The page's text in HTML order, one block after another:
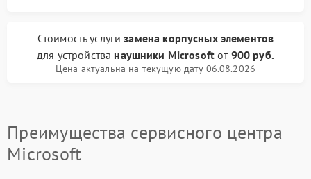
Стоимость услугизамена корпусных элементов
для устройства наушники Microsoft от 900 руб.
Цена актуальна на текущую дату 06.08.2026
Преимущества сервисного центра
Microsoft